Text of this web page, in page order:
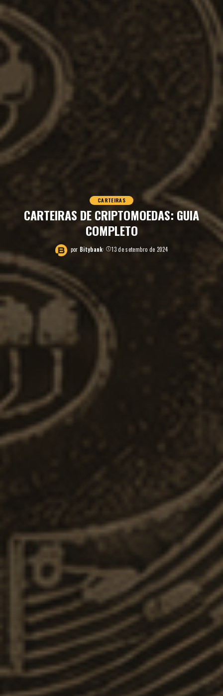
CARTEIRAS
CARTEIRAS DE CRIPTOMOEDAS: GUIA
COMPLETO
por Bitybank 13 de setembro de 2024